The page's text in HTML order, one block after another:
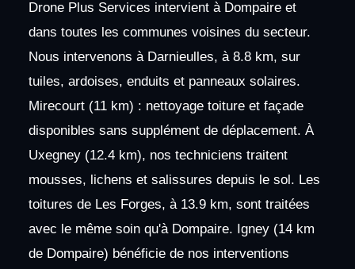
Drone Plus Services intervient à Dompaire et
dans toutes les communes voisines du secteur.
Nous intervenons à Darnieulles, à 8.8 km, sur
tuiles, ardoises, enduits et panneaux solaires.
Mirecourt (11 km) : nettoyage toiture et façade
disponibles sans supplément de déplacement. À
Uxegney (12.4 km), nos techniciens traitent
mousses, lichens et salissures depuis le sol. Les
toitures de Les Forges, à 13.9 km, sont traitées
avec le même soin qu'à Dompaire. Igney (14 km
de Dompaire) bénéficie de nos interventions